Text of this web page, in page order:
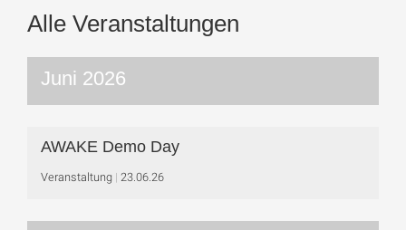
Alle Veranstaltungen
Juni 2026
AWAKE Demo Day
Veranstaltung 23.06.26